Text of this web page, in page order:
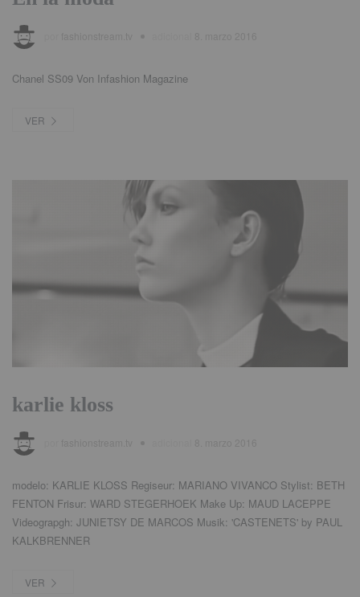
Chanel SS09 Von Infashion Magazine
VER
karlie kloss
modelo: KARLIE KLOSS Regiseur: MARIANO VIVANCO Stylist: BETH
FENTON Frisur: WARD STEGERHOEK Make Up: MAUD LACEPPE
Videograpgh: JUNIETSY DE MARCOS Musik: 'CASTENETS' by PAUL
KALKBRENNER
VER